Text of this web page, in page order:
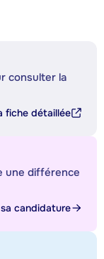
consulter la
fiche détaillée
une différence
candidature